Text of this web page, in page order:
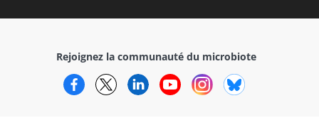
Rejoignez la communauté du microbiote
FacebookTwitterLinkedInYouTubeInstagram